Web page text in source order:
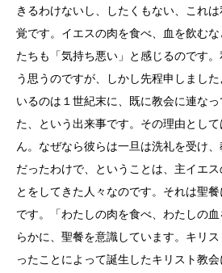
きるわけないし、したくもない、これ
覚です。イエスの肉を食べ、血を飲む
たちも「気持ち悪い」と感じるのです
う思うのですが、しかし先程申しまし
いるのは１世紀末に、既に教会に連な
た、という出来事です。その理由とし
ん。なぜなら彼らは一旦は洗礼を受け
だったわけで、ということは、主イエ
とをしてきた人々なのです。それは聖
です。「わたしの肉を食べ、わたしの
らかに、聖餐を意識しています。キリ
ったことによって誕生したキリスト教